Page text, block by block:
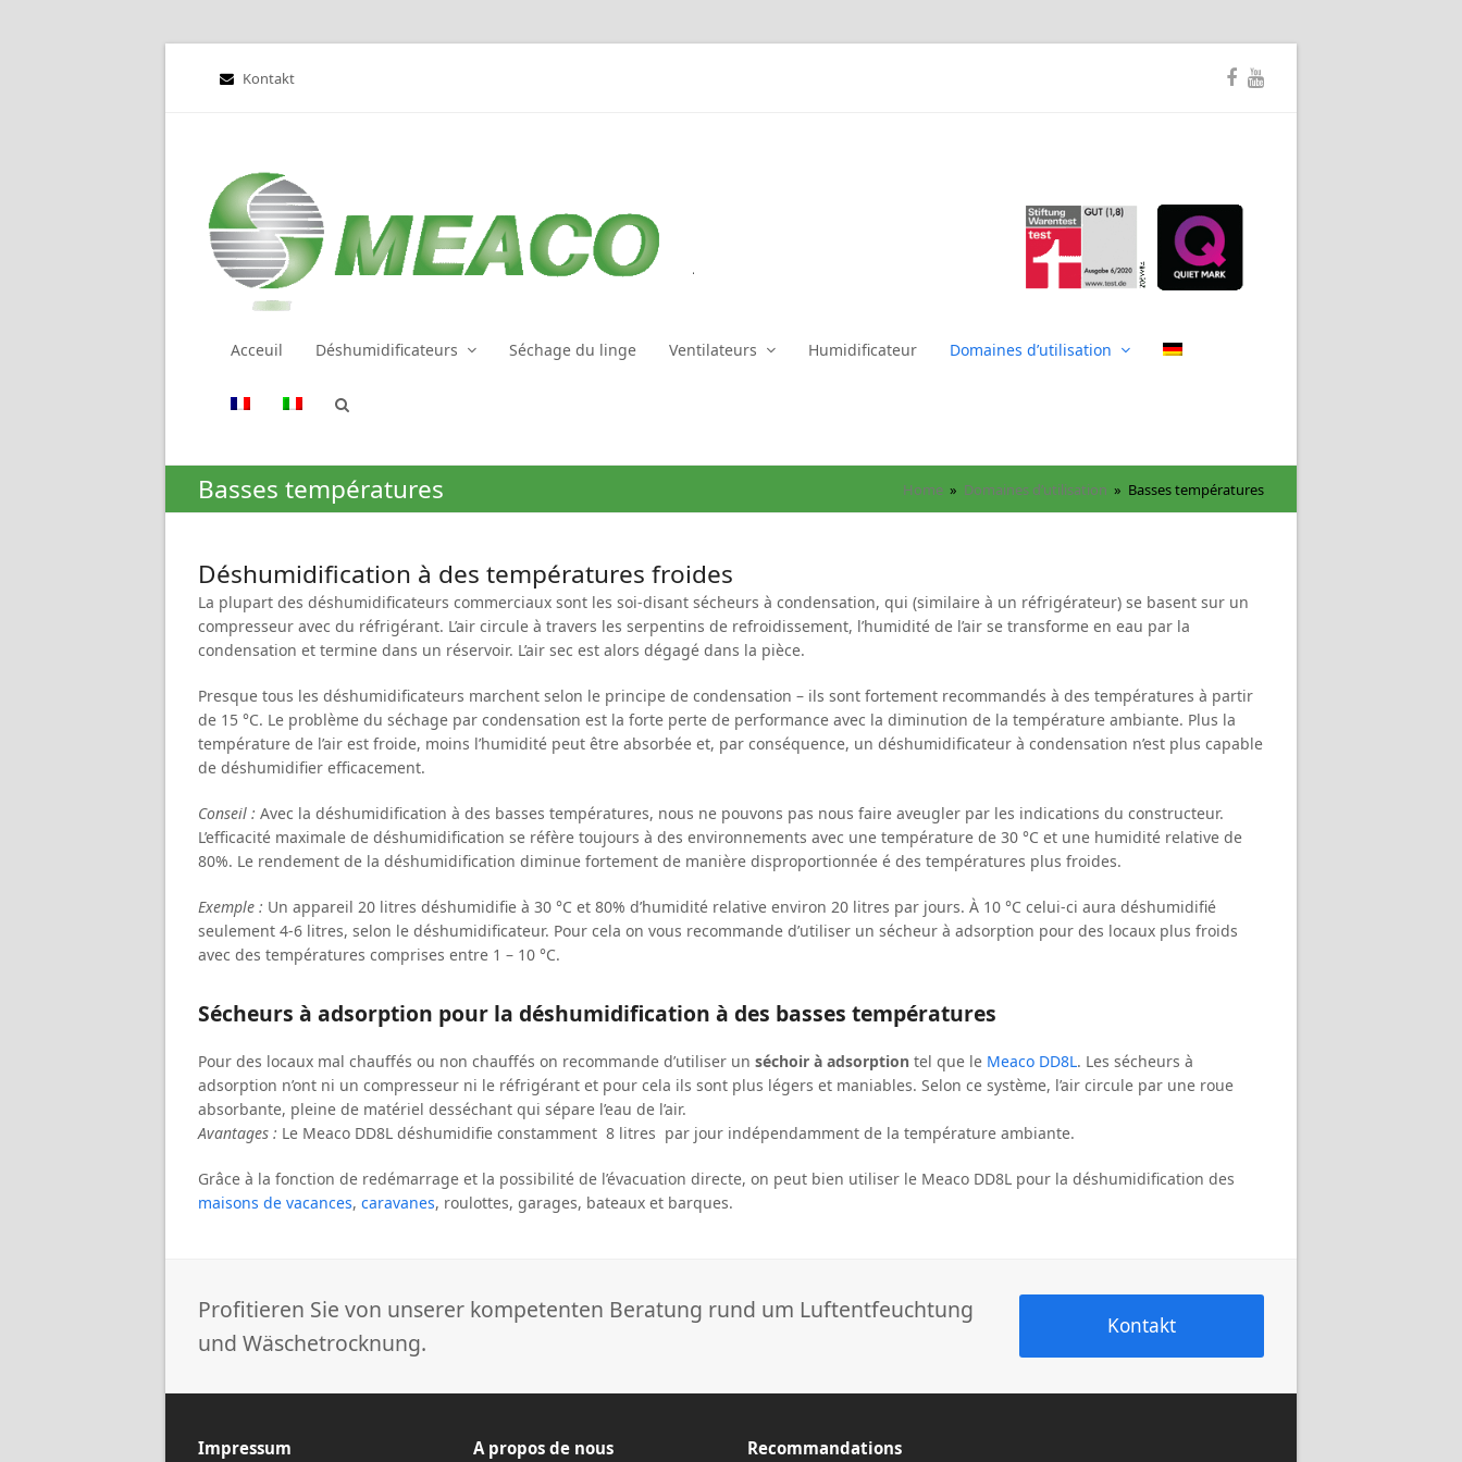
Kontakt Facebook
Youtube
Acceuil Déshumidificateurs Séchage du linge Ventilateurs Humidificateur Domaines d’utilisation
Basses températures Home » Domaines d’utilisation » Basses températures
Déshumidification à des températures froides
La plupart des déshumidificateurs commerciaux sont les soi-disant sécheurs à condensation, qui (similaire à un réfrigérateur) se basent sur un
compresseur avec du réfrigérant. L’air circule à travers les serpentins de refroidissement, l’humidité de l’air se transforme en eau par la
condensation et termine dans un réservoir. L’air sec est alors dégagé dans la pièce.
Presque tous les déshumidificateurs marchent selon le principe de condensation – ils sont fortement recommandés à des températures à partir
de 15 °C. Le problème du séchage par condensation est la forte perte de performance avec la diminution de la température ambiante. Plus la
température de l’air est froide, moins l’humidité peut être absorbée et, par conséquence, un déshumidificateur à condensation n’est plus capable
de déshumidifier efficacement.
Conseil : Avec la déshumidification à des basses températures, nous ne pouvons pas nous faire aveugler par les indications du constructeur.
L’efficacité maximale de déshumidification se réfère toujours à des environnements avec une température de 30 °C et une humidité relative de
80%. Le rendement de la déshumidification diminue fortement de manière disproportionnée é des températures plus froides.
Exemple : Un appareil 20 litres déshumidifie à 30 °C et 80% d’humidité relative environ 20 litres par jours. À 10 °C celui-ci aura déshumidifié
seulement 4-6 litres, selon le déshumidificateur. Pour cela on vous recommande d’utiliser un sécheur à adsorption pour des locaux plus froids
avec des températures comprises entre 1 – 10 °C.
Sécheurs à adsorption pour la déshumidification à des basses températures
Pour des locaux mal chauffés ou non chauffés on recommande d’utiliser un séchoir à adsorption tel que le Meaco DD8L. Les sécheurs à
adsorption n’ont ni un compresseur ni le réfrigérant et pour cela ils sont plus légers et maniables. Selon ce système, l’air circule par une roue
absorbante, pleine de matériel desséchant qui sépare l’eau de l’air.
Avantages : Le Meaco DD8L déshumidifie constamment 8 litres par jour indépendamment de la température ambiante.
Grâce à la fonction de redémarrage et la possibilité de l’évacuation directe, on peut bien utiliser le Meaco DD8L pour la déshumidification des
maisons de vacances, caravanes, roulottes, garages, bateaux et barques.
Profitieren Sie von unserer kompetenten Beratung rund um Luftentfeuchtung
und Wäschetrocknung.
Kontakt
Impressum A propos de nous Recommandations